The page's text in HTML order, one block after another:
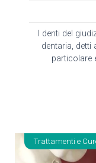
I denti del
dentaria, detti
particolare
Trattamenti e